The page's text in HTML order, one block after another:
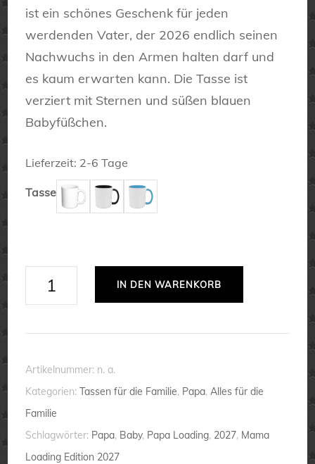
ist ein schönes Geschenk für jeden
werdenden Vater, der 2026 endlich seinen
Nachwuchs in den Armen halten darf und
es kaum erwarten kann. Die Tasse ist
verziert mit Sternen und süßen blauen
Babyfüßchen.
Lieferzeit: 2-6 Tage
Tasse
Papa
💕
Tasse
-
Baby
unterwegs
IN DEN WARENKORB
Artikelnummer: n. a.
Kategorien:Tassen für die Familie, Papa,Alles für die
Familie
Schlagwörter: Papa, Baby, Papa Loading, 2027, Mama
Loading Edition 2027